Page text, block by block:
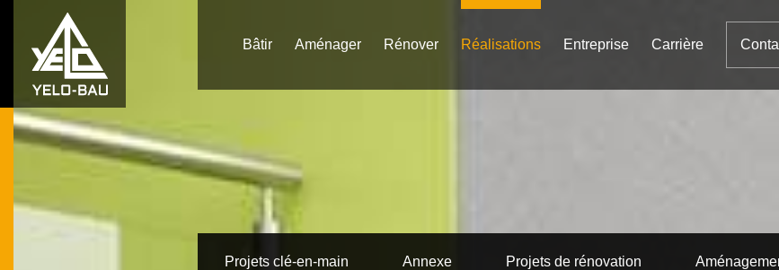
Bâtir Aménager Rénover Réalisations Entreprise Carrière
Projets clé-en-main Annexe Projets de rénovation